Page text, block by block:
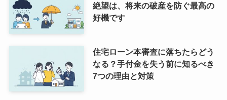
絶望は、将来の破産を防ぐ最高の
好機です
住宅ローン本審査に落ちたらどう
なる？手付金を失う前に知るべき
7つの理由と対策